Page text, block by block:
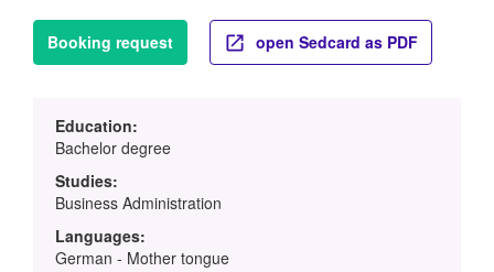
Booking request open Sedcard as PDF
Education:
Bachelor degree
Studies:
Business Administration
Languages:
German - Mother tongue